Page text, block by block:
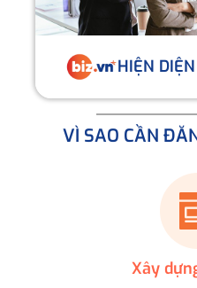
HIỆN
VÌ SAO CẦN
Xây